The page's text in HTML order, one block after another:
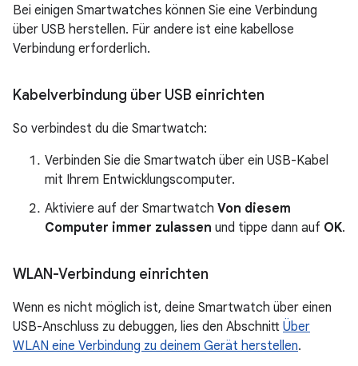
Bei einigen Smartwatches können Sie eine Verbindung
über USB herstellen. Für andere ist eine kabellose
Verbindung erforderlich.
Kabelverbindung über USB einrichten
So verbindest du die Smartwatch:
Verbinden Sie die Smartwatch über ein USB-Kabel
mit Ihrem Entwicklungscomputer.
Aktiviere auf der Smartwatch Von diesem
Computer immer zulassen und tippe dann auf OK.
WLAN-Verbindung einrichten
Wenn es nicht möglich ist, deine Smartwatch über einen
USB-Anschluss zu debuggen, lies den Abschnitt Über
WLAN eine Verbindung zu deinem Gerät herstellen.